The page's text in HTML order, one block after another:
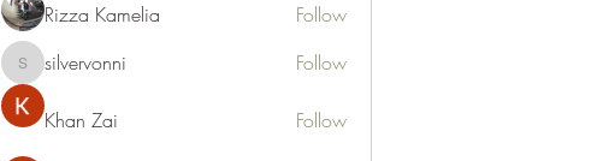
Rizza Kamelia Follow
silvervonni
silvervonni Follow
Khan Zai Follow